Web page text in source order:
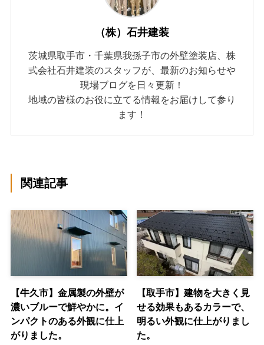
（株）石井建装
茨城県取手市・千葉県我孫子市の外壁塗装店、株
式会社石井建装のスタッフが、最新のお知らせや
現場ブログを日々更新！
地域の皆様のお役に立てる情報をお届けして参り
ます！
関連記事
【牛久市】金属製の外壁が
濃いブルーで鮮やかに。イ
ンパクトのある外観に仕上
がりました。
【取手市】建物を大きく見
せる効果もあるカラーで、
明るい外観に仕上がりまし
た。